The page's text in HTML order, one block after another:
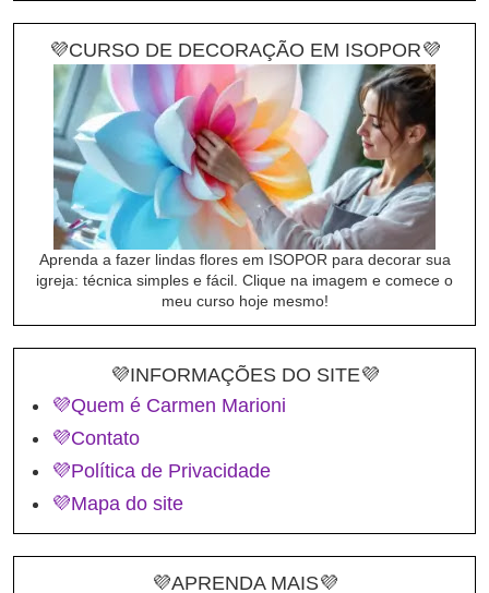
💜CURSO DE DECORAÇÃO EM ISOPOR💜
Aprenda a fazer lindas flores em ISOPOR para decorar sua
igreja: técnica simples e fácil. Clique na imagem e comece o
meu curso hoje mesmo!
💜INFORMAÇÕES DO SITE💜
💜Quem é Carmen Marioni
💜Contato
💜Política de Privacidade
💜Mapa do site
💜APRENDA MAIS💜